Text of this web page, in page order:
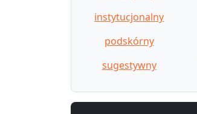
instytucjonalny
podskórny
sugestywny